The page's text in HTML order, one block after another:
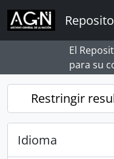
Skip to main content
El
para su
Restringir
Idioma